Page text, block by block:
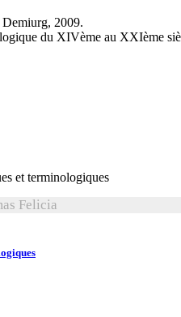
Demiurg, 2009.
du XIVème au XXIème
Felicia